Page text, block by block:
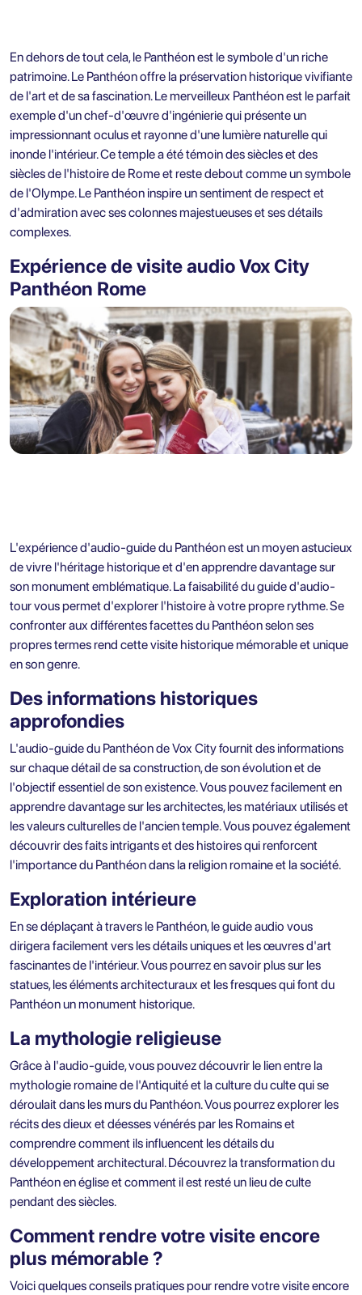
En dehors de tout cela, le Panthéon est le symbole d'un riche
patrimoine. Le Panthéon offre la préservation historique vivifiante
de l'art et de sa fascination. Le merveilleux Panthéon est le parfait
exemple d'un chef-d'œuvre d'ingénierie qui présente un
impressionnant oculus et rayonne d'une lumière naturelle qui
inonde l'intérieur. Ce temple a été témoin des siècles et des
siècles de l'histoire de Rome et reste debout comme un symbole
de l'Olympe. Le Panthéon inspire un sentiment de respect et
d'admiration avec ses colonnes majestueuses et ses détails
complexes.
Expérience de visite audio Vox City
Panthéon Rome
L'expérience d'audio-guide du Panthéonest un moyen astucieux
de vivre l'héritage historique et d'en apprendre davantage sur
son monument emblématique. La faisabilité du guide d'audio-
tour vous permet d'explorer l'histoire à votre propre rythme. Se
confronter aux différentes facettes du Panthéon selon ses
propres termes rend cette visite historique mémorable et unique
en son genre.
Des informations historiques
approfondies
L'audio-guide du Panthéon de Vox City fournit des informations
sur chaque détail de sa construction, de son évolution et de
l'objectif essentiel de son existence. Vous pouvez facilement en
apprendre davantage sur les architectes, les matériaux utilisés et
les valeurs culturelles de l'ancien temple. Vous pouvez également
découvrir des faits intrigants et des histoires qui renforcent
l'importance du Panthéon dans la religion romaine et la société.
Exploration intérieure
En se déplaçant à travers le Panthéon, le guide audio vous
dirigera facilement vers les détails uniques et les œuvres d'art
fascinantes de l'intérieur. Vous pourrez en savoir plus sur les
statues, les éléments architecturaux et les fresques qui font du
Panthéon un monument historique.
La mythologie religieuse
Grâce à l'audio-guide, vous pouvez découvrir le lien entre la
mythologie romaine de l'Antiquité et la culture du culte qui se
déroulait dans les murs du Panthéon. Vous pourrez explorer les
récits des dieux et déesses vénérés par les Romains et
comprendre comment ils influencent les détails du
développement architectural. Découvrez la transformation du
Panthéon en église et comment il est resté un lieu de culte
pendant des siècles.
Comment rendre votre visite encore
plus mémorable ?
Voici quelques conseils pratiques pour rendre votre visite encore